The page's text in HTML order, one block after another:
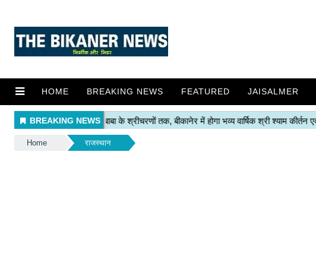
HOME BREAKING NEWS FEATURED JAISALMER
Home राजस्थान